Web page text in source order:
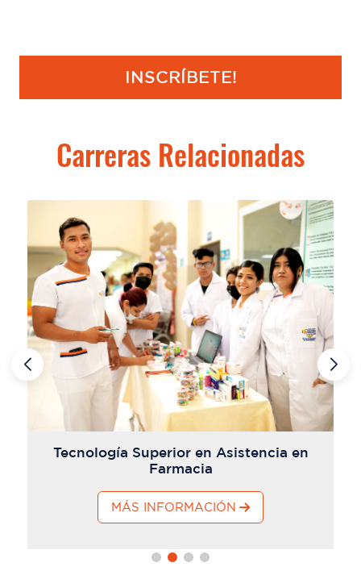
INSCRÍBETE!
Carreras Relacionadas
Tecnología Superior en Asistencia en
Farmacia
MÁS INFORMACIÓN